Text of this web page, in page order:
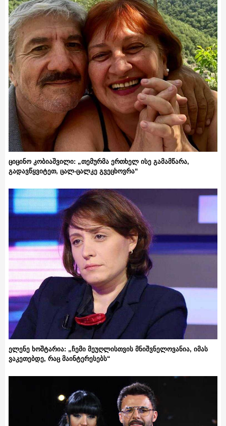
ციცინო კობიაშვილი: „თემურმა ერთხელ ისე გამამწარა,
გადავწყვიტეთ, ცალ-ცალკე გვეცხოვრა“
ელენე ხოშტარია: „ჩემი მეუღლისთვის მნიშვნელოვანია, იმას
ვაკეთებდე, რაც მაინტერესებს“